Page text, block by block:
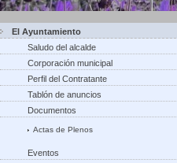
El Ayuntamiento
Saludo del alcalde
Corporación municipal
Perfil del Contratante
Tablón de anuncios
Documentos
Actas de Plenos
Eventos